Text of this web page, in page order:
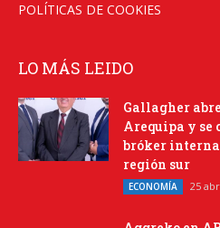
POLÍTICAS DE COOKIES
LO MÁS LEIDO
Gallagher
Arequipa y se
bróker
región sur
ECONOMÍA 25